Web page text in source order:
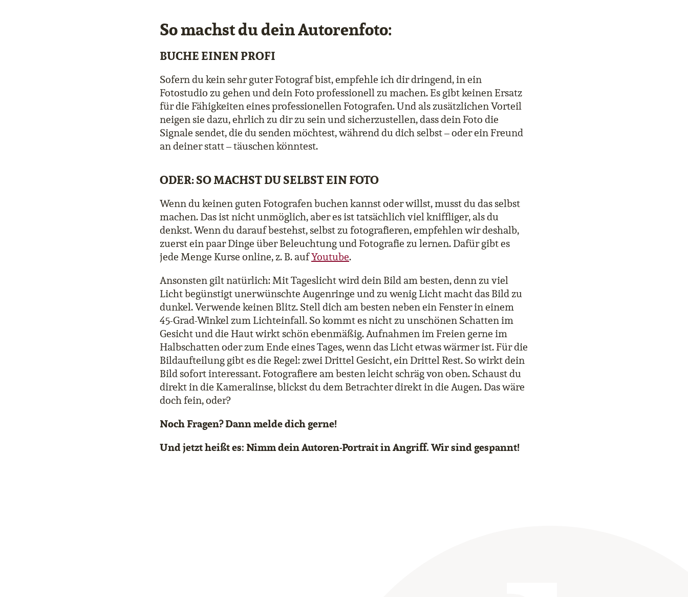
So machst du dein Autorenfoto:
BUCHE EINEN PROFI
Sofern du kein sehr guter Fotograf bist, empfehle ich dir dringend, in ein
Fotostudio zu gehen und dein Foto professionell zu machen. Es gibt keinen Ersatz
für die Fähigkeiten eines professionellen Fotografen. Und als zusätzlichen Vorteil
neigen sie dazu, ehrlich zu dir zu sein und sicherzustellen, dass dein Foto die
Signale sendet, die du senden möchtest, während du dich selbst – oder ein Freund
an deiner statt – täuschen könntest.
ODER: SO MACHST DU SELBST EIN FOTO
Wenn du keinen guten Fotografen buchen kannst oder willst, musst du das selbst
machen. Das ist nicht unmöglich, aber es ist tatsächlich viel kniffliger, als du
denkst. Wenn du darauf bestehst, selbst zu fotografieren, empfehlen wir deshalb,
zuerst ein paar Dinge über Beleuchtung und Fotografie zu lernen. Dafür gibt es
jede Menge Kurse online, z. B. aufYoutube.
Ansonsten gilt natürlich: Mit Tageslicht wird dein Bild am besten, denn zu viel
Licht begünstigt unerwünschte Augenringe und zu wenig Licht macht das Bild zu
dunkel. Verwende keinen Blitz. Stell dich am besten neben ein Fenster in einem
45-Grad-Winkel zum Lichteinfall. So kommt es nicht zu unschönen Schatten im
Gesicht und die Haut wirkt schön ebenmäßig. Aufnahmen im Freien gerne im
Halbschatten oder zum Ende eines Tages, wenn das Licht etwas wärmer ist. Für die
Bildaufteilung gibt es die Regel: zwei Drittel Gesicht, ein Drittel Rest. So wirkt dein
Bild sofort interessant. Fotografiere am besten leicht schräg von oben. Schaust du
direkt in die Kameralinse, blickst du dem Betrachter direkt in die Augen. Das wäre
doch fein, oder?
Noch Fragen? Dann melde dich gerne!
Und jetzt heißt es: Nimm dein Autoren-Portrait in Angriff. Wir sind gespannt!